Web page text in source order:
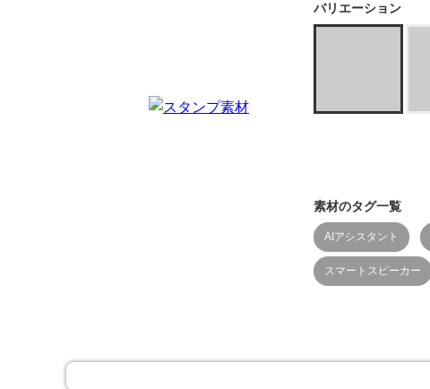
バリエーション
素材のタグ一覧
AIアシスタント
スマートスピーカー